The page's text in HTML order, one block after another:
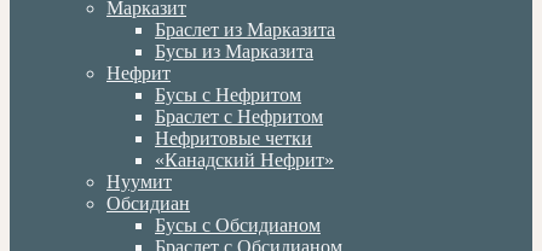
Марказит
Браслет из Марказита
Бусы из Марказита
Нефрит
Бусы с Нефритом
Браслет с Нефритом
Нефритовые четки
«Канадский Нефрит»
Нуумит
Обсидиан
Бусы с Обсидианом
Браслет с Обсидианом